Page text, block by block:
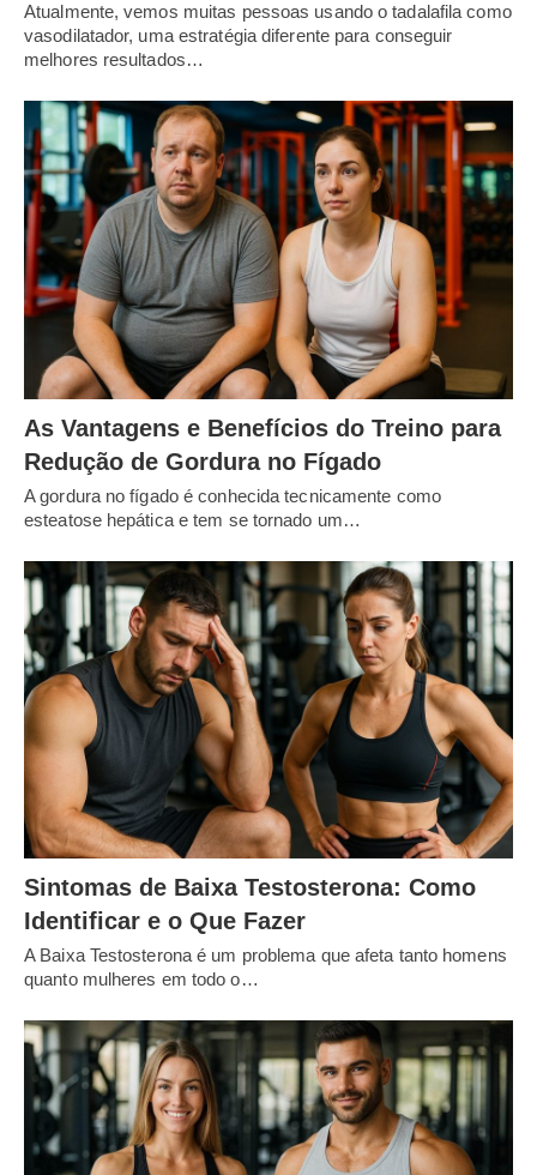
Atualmente, vemos muitas pessoas usando o tadalafila como
vasodilatador, uma estratégia diferente para conseguir
melhores resultados…
As Vantagens e Benefícios do Treino para
Redução de Gordura no Fígado
A gordura no fígado é conhecida tecnicamente como
esteatose hepática e tem se tornado um…
Sintomas de Baixa Testosterona: Como
Identificar e o Que Fazer
A Baixa Testosterona é um problema que afeta tanto homens
quanto mulheres em todo o…